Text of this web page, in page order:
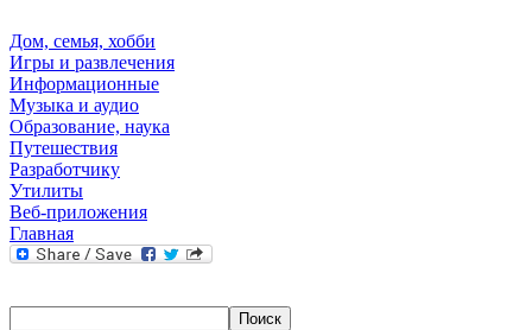
Дом, семья, хобби
Игры и развлечения
Информационные
Музыка и аудио
Образование, наука
Путешествия
Разработчику
Утилиты
Веб-приложения
Главная